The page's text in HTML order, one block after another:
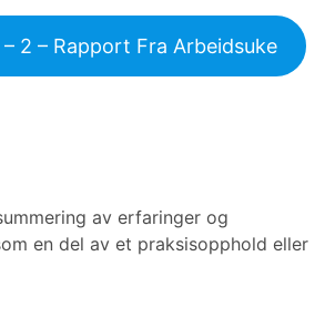
2 – Rapport Fra Arbeidsuke
av erfaringer og
en del av et praksisopphold eller